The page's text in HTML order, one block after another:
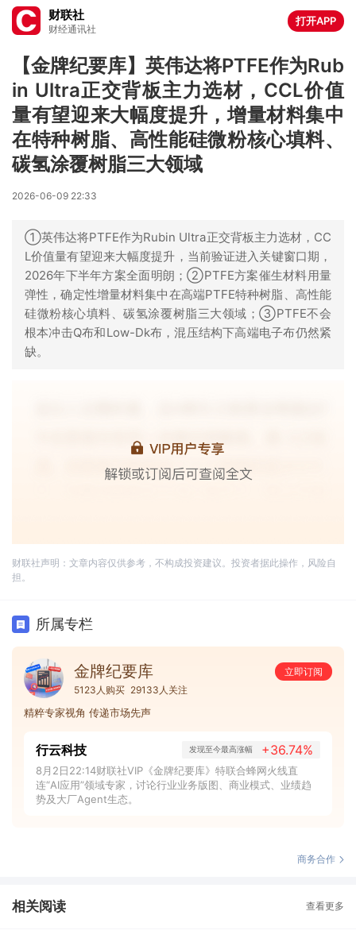
财联社
财经通讯社
打开APP
【金牌纪要库】英伟达将PTFE作为Rub
in Ultra正交背板主力选材，CCL价值
量有望迎来大幅度提升，增量材料集中
在特种树脂、高性能硅微粉核心填料、
碳氢涂覆树脂三大领域
2026-06-09 22:33
①英伟达将PTFE作为Rubin Ultra正交背板主力选材，CC
L价值量有望迎来大幅度提升，当前验证进入关键窗口期，
2026年下半年方案全面明朗；②PTFE方案催生材料用量
弹性，确定性增量材料集中在高端PTFE特种树脂、高性能
硅微粉核心填料、碳氢涂覆树脂三大领域；③PTFE不会
根本冲击Q布和Low-Dk布，混压结构下高端电子布仍然紧
缺。
财联社声明：文章内容仅供参考，不构成投资建议。投资者据此操作，风险自
担。
所属专栏
金牌纪要库
立即订阅
5123人购买 29133人关注
精粹专家视角 传递市场先声
行云科技 发现至今最高涨幅 +36.74%
8月2日22:14财联社VIP《金牌纪要库》特联合蜂网火线直
连“AI应用”领域专家，讨论行业业务版图、商业模式、业绩趋
势及大厂Agent生态。
商务合作
相关阅读 查看更多